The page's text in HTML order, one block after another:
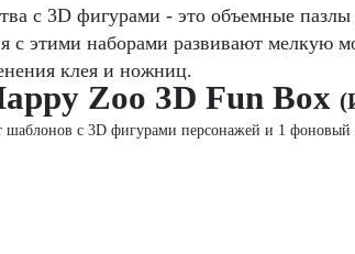
с 3D фигурами - это объемные
с этими наборами развивают мелкую
клея и ножниц.
Zoo 3D Fun Box
шаблонов с 3D фигурами персонажей и 1 фоновый